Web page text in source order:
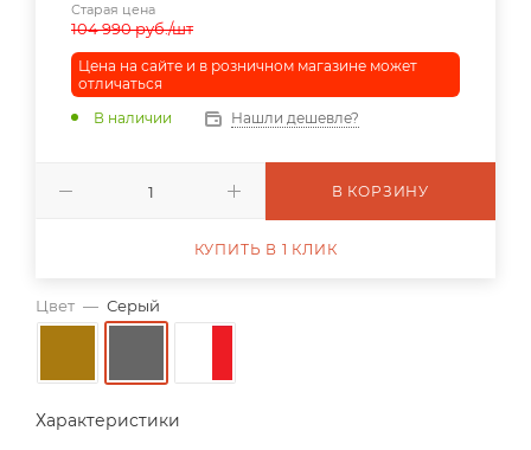
Цвет — Серый
Характеристики
Старая цена
104 990руб./шт
Цена на сайте и в розничном магазине может
отличаться
В наличии
Нашли дешевле?
В КОРЗИНУ
КУПИТЬ В 1 КЛИК